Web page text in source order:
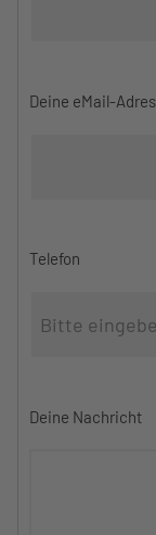
Deine eMail-
Telefon
Deine Nachricht